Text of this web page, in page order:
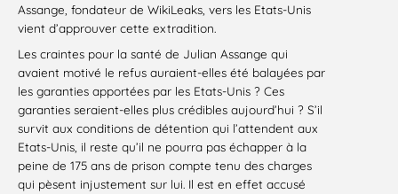
Assange, fondateur de WikiLeaks, vers les Etats-Unis
vient d’approuver cette extradition.
Les craintes pour la santé de Julian Assange qui
avaient motivé le refus auraient-elles été balayées par
les garanties apportées par les Etats-Unis ? Ces
garanties seraient-elles plus crédibles aujourd’hui ? S’il
survit aux conditions de détention qui l’attendent aux
Etats-Unis, il reste qu’il ne pourra pas échapper à la
peine de 175 ans de prison compte tenu des charges
qui pèsent injustement sur lui. Il est en effet accusé